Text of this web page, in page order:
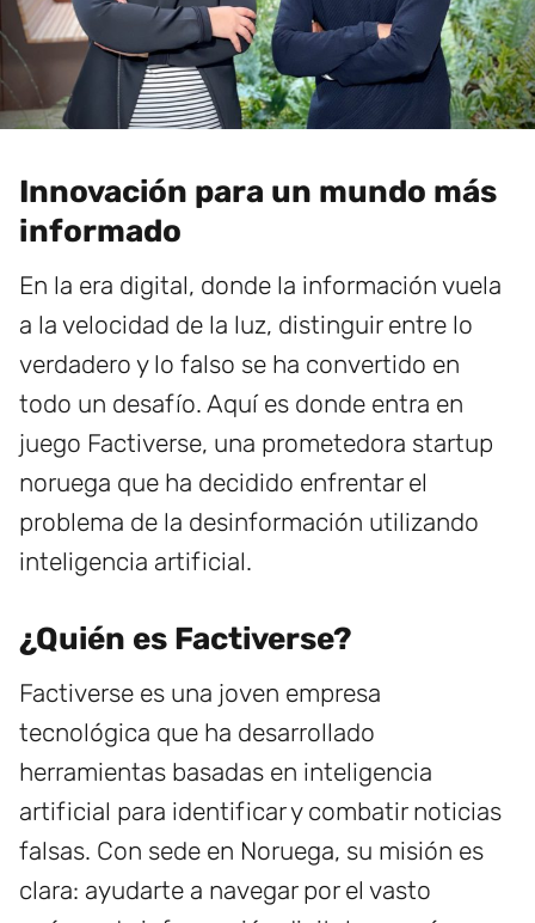
Innovación para un mundo más
informado
En la era digital, donde la información vuela
a la velocidad de la luz, distinguir entre lo
verdadero y lo falso se ha convertido en
todo un desafío. Aquí es donde entra en
juego Factiverse, una prometedora startup
noruega que ha decidido enfrentar el
problema de la desinformación utilizando
inteligencia artificial.
¿Quién es Factiverse?
Factiverse es una joven empresa
tecnológica que ha desarrollado
herramientas basadas en inteligencia
artificial para identificar y combatir noticias
falsas. Con sede en Noruega, su misión es
clara: ayudarte a navegar por el vasto